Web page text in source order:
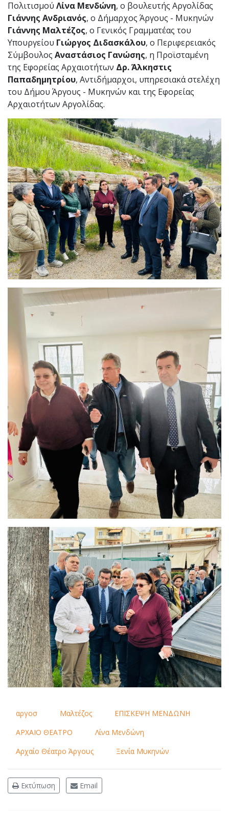
Πολιτισμού Λίνα Μενδώνη, ο βουλευτής Αργολίδας
Γιάννης Ανδριανός, ο Δήμαρχος Άργους - Μυκηνών
Γιάννης Μαλτέζος, ο Γενικός Γραμματέας του
Υπουργείου Γιώργος Διδασκάλου, ο Περιφερειακός
Σύμβουλος Αναστάσιος Γανώσης, η Προϊσταμένη
της Εφορείας Αρχαιοτήτων Δρ. Άλκηστις
Παπαδημητρίου, Αντιδήμαρχοι, υπηρεσιακά στελέχη
του Δήμου Άργους - Μυκηνών και της Εφορείας
Αρχαιοτήτων Αργολίδας.
αργοσ Μαλτέζος
ΕΠΙΣΚΕΨΗ ΜΕΝΔΩΝΗ
ΑΡΧΑΙΟ ΘΕΑΤΡΟ
Λίνα Μενδώνη
Αρχαίο Θέατρο Άργους
Ξενία Μυκηνών
Εκτύπωση Email